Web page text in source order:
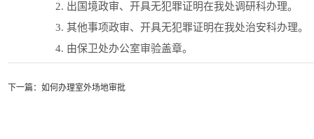
2. 出国境政审、开具无犯罪证明在我处调研科办理。
3. 其他事项政审、开具无犯罪证明在我处治安科办理。
4. 由保卫处办公室审验盖章。
下一篇： 如何办理室外场地审批